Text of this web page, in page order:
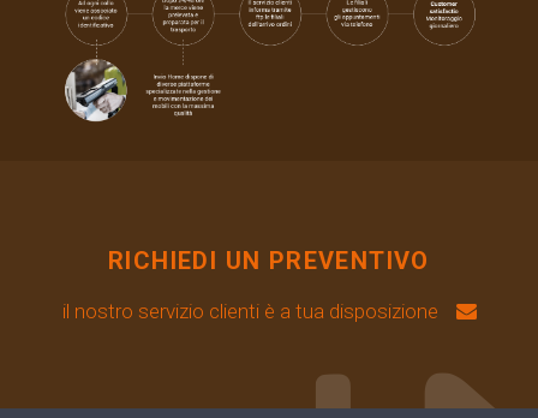
RICHIEDI UN PREVENTIVO
il nostro servizio clienti è a tua disposizione